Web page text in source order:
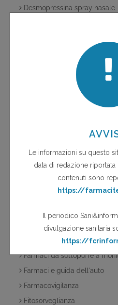
Desmopressina spray nasale
Edema maculare in pazienti
Effetti avversi oftalmici dei
Elevate percentuali di
all'uso di una terapia tripla
lamivudina e didanosina
Emolisi da cefalosporine
Esofagite da farmaci
Fans per uso topico....non
Farmaci antiretrovirali
Farmaci da sottoporre a
Farmaci e guida dell'auto
Farmacovigilanza
Fitosorveglianza